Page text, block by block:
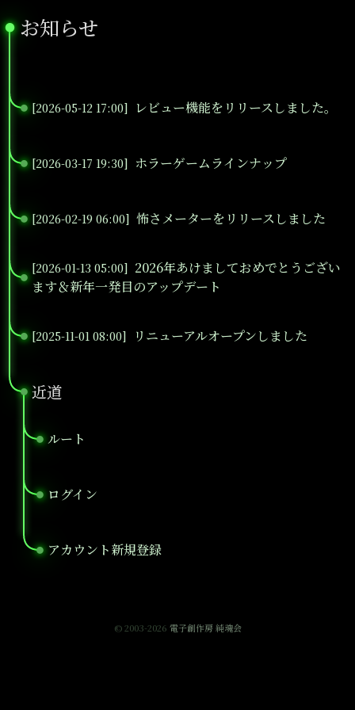
お知らせ
●
[2026-05-12 17:00] レビュー機能をリリースしました。
●
[2026-03-17 19:30] ホラーゲームラインナップ
●
[2026-02-19 06:00] 怖さメーターをリリースしました
●
[2026-01-13 05:00] 2026年あけましておめでとうござい
ます＆新年一発目のアップデート
●
[2025-11-01 08:00] リニューアルオープンしました
●
近道
●
ルート
●
ログイン
●
アカウント新規登録
●
© 2003-2026 電子創作房 純魂会